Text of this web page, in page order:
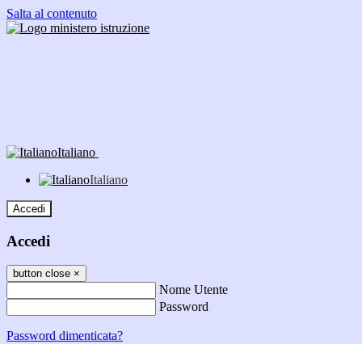
Salta al contenuto
Italiano
Italiano
Accedi
Accedi
button close ×
Nome Utente
Password
Password dimenticata?